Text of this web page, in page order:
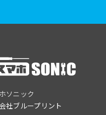
ソニック
社ブループリント